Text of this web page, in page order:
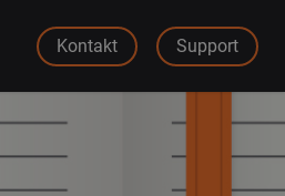
Kontakt Support